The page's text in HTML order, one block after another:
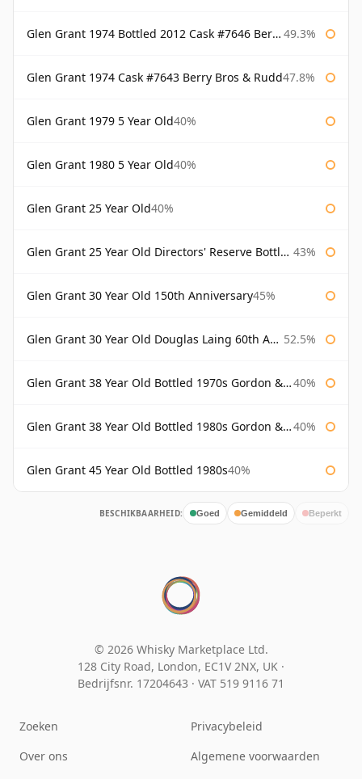
Glen Grant 1974 Bottled 2012 Cask #7646 Berry Bros & Rudd 49.3%
Glen Grant 1974 Cask #7643 Berry Bros & Rudd47.8%
Glen Grant 1979 5 Year Old40%
Glen Grant 1980 5 Year Old40%
Glen Grant 25 Year Old40%
Glen Grant 25 Year Old Directors' Reserve Bottled 1980s 43%
Glen Grant 30 Year Old 150th Anniversary45%
Glen Grant 30 Year Old Douglas Laing 60th Anniversary 52.5%
Glen Grant 38 Year Old Bottled 1970s Gordon & Macphail 40%
Glen Grant 38 Year Old Bottled 1980s Gordon & Macphail 40%
Glen Grant 45 Year Old Bottled 1980s40%
BESCHIKBAARHEID: Goed Gemiddeld Beperkt
© 2026 Whisky Marketplace Ltd.
128 City Road, London, EC1V 2NX, UK ·
Bedrijfsnr. 17204643 · VAT 519 9116 71
Zoeken
Over ons
Privacybeleid
Algemene voorwaarden